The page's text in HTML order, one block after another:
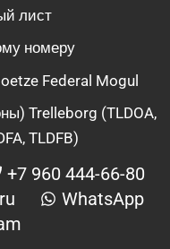
лист
номеру
Federal Mogul
Trelleborg (TLDOA,
TLDFB)
+7 960 444-66-80
WhatsApp